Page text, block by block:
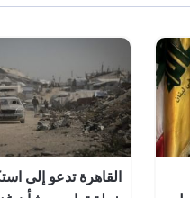
القاهرة تدعو إلى